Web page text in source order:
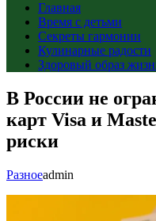
Главная
Время с детьми
Секреты гармонии
Кулинарные радости
Здоровый образ
В России не
карт Visa и
риски
Разноеadmin